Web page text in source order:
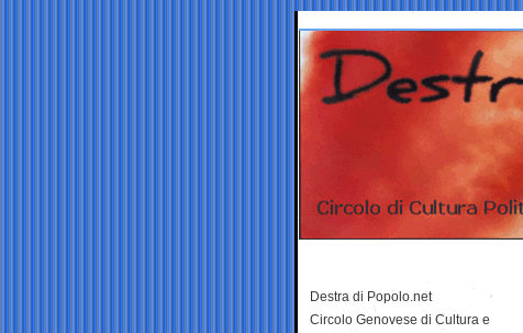
Destra di Popolo.net
Circolo Genovese di Cultura e